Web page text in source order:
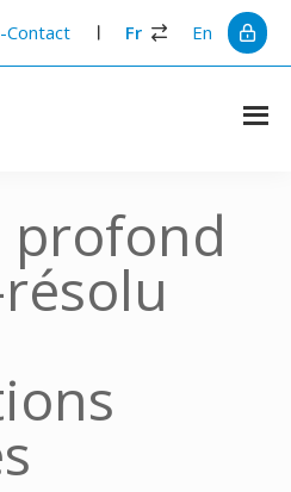
Contact Fr En
profond